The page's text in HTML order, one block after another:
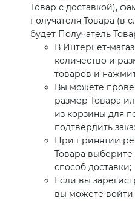
Товар с доставкой),
получателя Товара (в
будет Получатель
В Интернет-
количество и
товаров и
Вы можете
размер Товара
из корзины для
подтвердить
При принятии
Товара
способ доставки;
Если вы
вы можете